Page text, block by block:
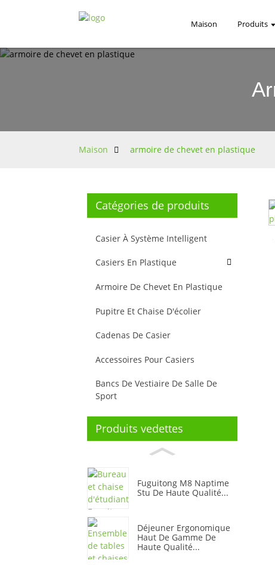
Maison Produits
Maison armoire de chevet en plastique
Catégories de produits
Casier À Système Intelligent
Casiers En Plastique
Armoire De Chevet En Plastique
Pupitre Et Chaise D'écolier
Cadenas De Casier
Accessoires Pour Casiers
Bancs De Vestiaire De Salle De
Sport
Produits vedettes
Fuguitong M8 Naptime
Stu De Haute Qualité...
Déjeuner Ergonomique
Haut De Gamme De
Haute Qualité...